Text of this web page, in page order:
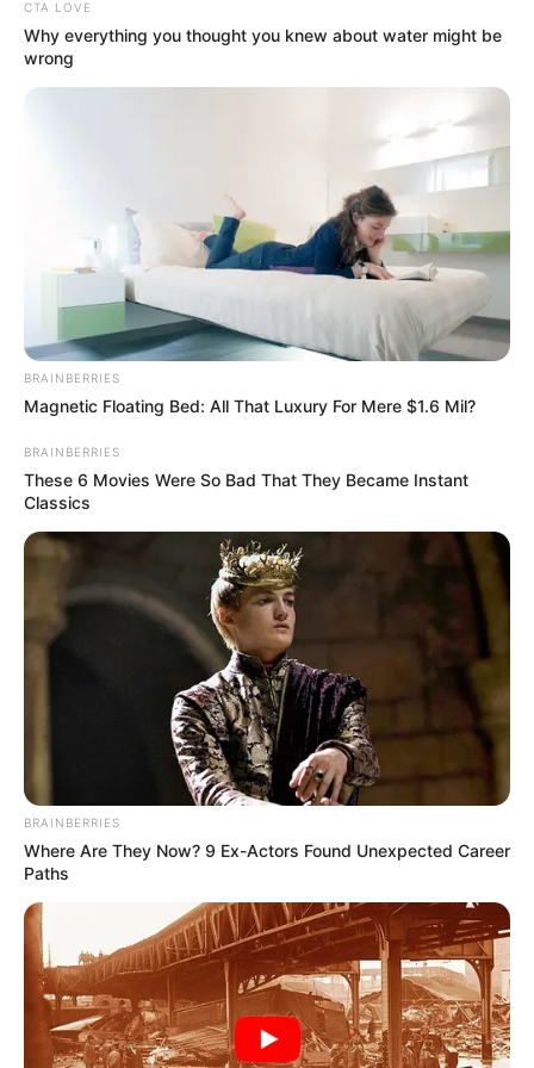
Sole-Therme Bad Harzburg - Baden in einer
Thermalquelle mit Innen- und Außenbecken sowie
einem großen Saunabereich in Bad Harzburg im
Harz. Informationen unterSole-Therme Bad Harzbur
Seeburger See - Der auf natürliche Weise
entstandene, zwischen Duderstadt und Göttingen
liegende See wird auch als das Auge des
Eichsfeldes bezeichnet. Er ist ein beliebtes
Ausflugs- und Freizeitziel mit Naturseebad,
Bootsverleih, Restaurant, Abenteuerspielplatz,
Natur-Informationszentrum und vielem mehr.
Informationen unterde.wikipedia.org/wiki/Seeburger
See .
Hier geht es zu allen weiteren Ausflugszielen und
Sehenswürdigkeiten in und um
Bad Gandersheim
und in der Region
An vielen Badeseen liegen außerdem schöne
Campingplätze
Kompass zu den Nachbarregionen von Bad
N
Zum Baden in und um Bad Gandersheim sowie in der
Region Leinebergland gibt es viele Möglichkeiten, zu
denen Spaßbäder, Freizeitbäder, Schwimmhallen,
Schwimmbäder, Freibäder, Badeseen, Kurbäder und
Wellnessbäder aber auch Saunawelten und
CTA LOVE
Why everything you thought you knew about water might be
wrong
BRAINBERRIES
Magnetic Floating Bed: All That Luxury For Mere $1.6 Mil?
BRAINBERRIES
These 6 Movies Were So Bad That They Became Instant
Classics
BRAINBERRIES
Where Are They Now? 9 Ex-Actors Found Unexpected Career
Paths